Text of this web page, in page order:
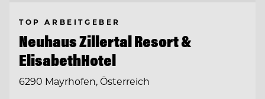
TOP ARBEITGEBER
Neuhaus Zillertal Resort &
ElisabethHotel
6290 Mayrhofen, Österreich